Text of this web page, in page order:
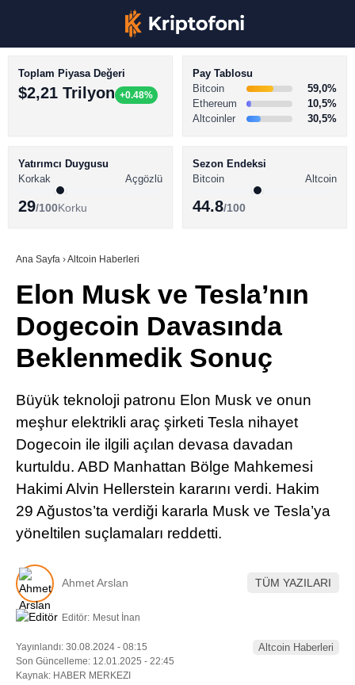
Youtube
TikTok
Pinterest
LinkedIn
Telegram
BİTCOİN HABERLERİ
ALTCOİN HABERLERİ
SÖZLÜK
Toplam Piyasa Değeri
$2,21 Trilyon +0.48%
Pay Tablosu
Bitcoin
59,0%
Ethereum
10,5%
Altcoinler
30,5%
Yatırımcı Duygusu
Korkak
Açgözlü
29/100Korku
Sezon Endeksi
Bitcoin
Altcoin
44.8/100
Ana Sayfa ›Altcoin Haberleri
Elon Musk ve Tesla’nın
Dogecoin Davasında
Beklenmedik Sonuç
Büyük teknoloji patronu Elon Musk ve onun
meşhur elektrikli araç şirketi Tesla nihayet
Dogecoin ile ilgili açılan devasa davadan
kurtuldu. ABD Manhattan Bölge Mahkemesi
Hakimi Alvin Hellerstein kararını verdi. Hakim
29 Ağustos’ta verdiği kararla Musk ve Tesla’ya
yöneltilen suçlamaları reddetti.
Ahmet Arslan TÜM YAZILARI
Editör: Mesut İnan
Yayınlandı: 30.08.2024 - 08:15
Son Güncelleme: 12.01.2025 - 22:45
Kaynak: HABER MERKEZI
Altcoin Haberleri